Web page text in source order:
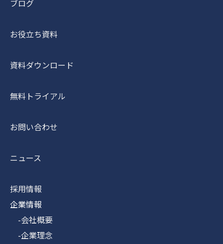
ブログ
お役立ち資料
資料ダウンロード
無料トライアル
お問い合わせ
ニュース
採用情報
企業情報
-会社概要
-企業理念